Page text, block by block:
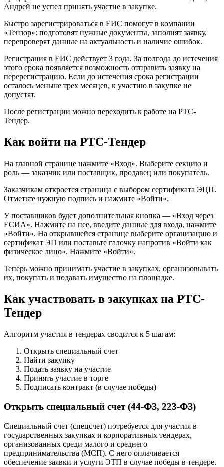
Андрей не успел принять участие в закупке.
Быстро зарегистрироваться в ЕИС помогут в компании
«Тензор»: подготовят нужные документы, заполнят заявку,
перепроверят данные на актуальность и наличие ошибок.
Регистрация в ЕИС действует 3 года. За полгода до истечения
этого срока появляется возможность отправить заявку на
перерегистрацию. Если до истечения срока регистрации
осталось меньше трех месяцев, к участию в закупке не
допустят.
После регистрации можно переходить к работе на РТС-
Тендер.
Как войти на РТС-Тендер
На главной странице нажмите «Вход». Выберите секцию и
роль — заказчик или поставщик, продавец или покупатель.
Заказчикам откроется страница с выбором сертификата ЭЦП.
Отметьте нужную подпись и нажмите «Войти».
У поставщиков будет дополнительная кнопка — «Вход через
ЕСИА». Нажмите на нее, введите данные для входа, нажмите
«Войти». На открывшейся странице выберите организацию и
сертификат ЭП или поставьте галочку напротив «Войти как
физическое лицо». Нажмите «Войти».
Теперь можно принимать участие в закупках, организовывать
их, покупать и подавать имущество на площадке.
Как участвовать в закупках на РТС-
Тендер
Алгоритм участия в тендерах сводится к 5 шагам:
Открыть специальный счет
Найти закупку
Подать заявку на участие
Принять участие в торге
Подписать контракт (в случае победы)
Открыть специальный счет (44-ФЗ, 223-ФЗ)
Специальный счет (спецсчет) потребуется для участия в
государственных закупках и корпоративных тендерах,
организованных среди малого и среднего
предпринимательства (МСП). С него оплачивается
обеспечение заявки и услуги ЭТП в случае победы в тендере.